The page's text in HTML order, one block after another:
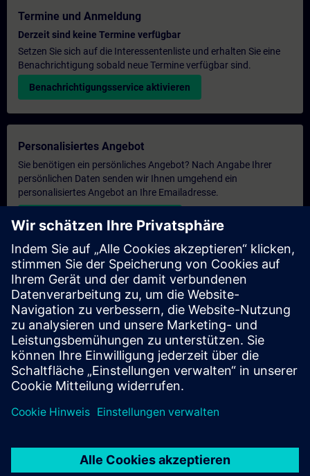
Termine und Anmeldung
Derzeit sind keine Termine verfügbar
Setzen Sie sich auf die Interessentenliste und erhalten Sie eine
Benachrichtigung sobald neue Termine verfügbar sind.
Benachrichtigungsservice aktivieren
Personalisiertes Angebot
Sie benötigen ein persönliches Angebot? Nach Angabe Ihrer
persönlichen Daten senden wir Ihnen umgehend ein
personalisiertes Angebot an Ihre Emailadresse.
Persönliches Angebot zusenden
Anfrage Exklusivtraining
Haben Sie Bedarf an einem höheren Schulungsangebot und
brauchen ein exklusives Training – entweder vor Ort bei Ihnen,
virtuell oder in einem SITRAIN Trainingscenter? Nachdem Sie
uns Ihre persönlichen Daten und Ihren Trainingsbedarf
übermittelt haben, bekommen Sie von uns ein Angebot für eine
exklusive Schulung.
Exklusives Angebot anfragen